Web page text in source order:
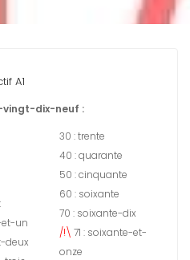
A1
vingt-dix-neuf :
et-un
deux
30 : trente
40 : quarante
50 : cinquante
60 : soixante
70 : soixante-dix
/!\ 71 : soixante-et-
onze